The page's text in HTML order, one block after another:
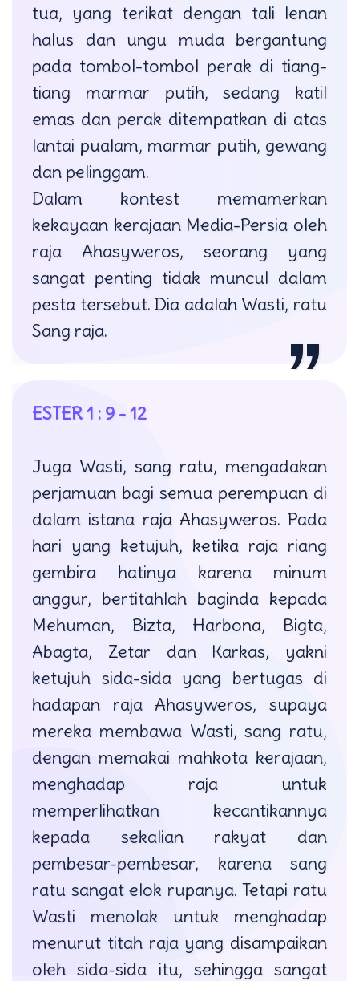
tua, yang terikat dengan tali lenan
halus dan ungu muda bergantung
pada tombol-tombol perak di tiang-
tiang marmar putih, sedang katil
emas dan perak ditempatkan di atas
lantai pualam, marmar putih, gewang
dan pelinggam.
Dalam kontest memamerkan
kekayaan kerajaan Media-Persia oleh
raja Ahasyweros, seorang yang
sangat penting tidak muncul dalam
pesta tersebut. Dia adalah Wasti, ratu
Sang raja.
ESTER 1 : 9 - 12
Juga Wasti, sang ratu, mengadakan
perjamuan bagi semua perempuan di
dalam istana raja Ahasyweros. Pada
hari yang ketujuh, ketika raja riang
gembira hatinya karena minum
anggur, bertitahlah baginda kepada
Mehuman, Bizta, Harbona, Bigta,
Abagta, Zetar dan Karkas, yakni
ketujuh sida-sida yang bertugas di
hadapan raja Ahasyweros, supaya
mereka membawa Wasti, sang ratu,
dengan memakai mahkota kerajaan,
menghadap raja untuk
memperlihatkan kecantikannya
kepada sekalian rakyat dan
pembesar-pembesar, karena sang
ratu sangat elok rupanya. Tetapi ratu
Wasti menolak untuk menghadap
menurut titah raja yang disampaikan
oleh sida-sida itu, sehingga sangat